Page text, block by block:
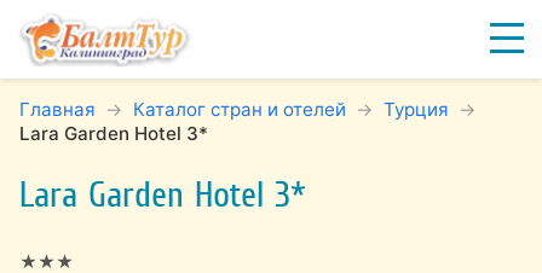
Главная Каталог стран и отелей
Турция
Lara Garden Hotel 3*
Lara Garden Hotel 3*
★★★